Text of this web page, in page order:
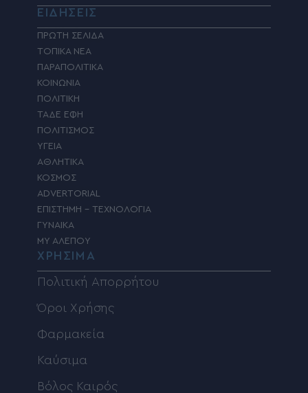
ΕΙΔΗΣΕΙΣ
ΠΡΩΤΗ ΣΕΛΙΔΑ
ΤΟΠΙΚΑ ΝΕΑ
ΠΑΡΑΠΟΛΙΤΙΚΑ
ΚΟΙΝΩΝΙΑ
ΠΟΛΙΤΙΚΗ
ΤΑΔΕ ΕΦΗ
ΠΟΛΙΤΙΣΜΟΣ
ΥΓΕΙΑ
ΑΘΛΗΤΙΚΑ
ΚΟΣΜΟΣ
ADVERTORIAL
ΕΠΙΣΤΗΜΗ – ΤΕΧΝΟΛΟΓΙΑ
ΓΥΝΑΙΚΑ
MY ΑΛΕΠΟΥ
ΧΡΗΣΙΜΑ
Πολιτική Απορρήτου
Όροι Χρήσης
Φαρμακεία
Καύσιμα
Βόλος Καιρός